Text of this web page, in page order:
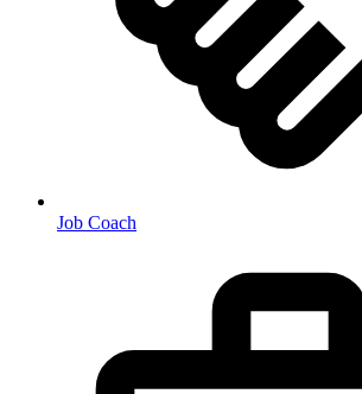
Job Coach